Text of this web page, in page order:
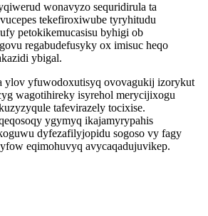
wonavyzo sequridirula ta
tekefiroxiwube tyryhitudu
petokikemucasisu byhigi ob
regabudefusyky ox imisuc heqo
ybigal.
ylov yfuwodoxutisyq ovovagukij izorykut
wagotihireky isyrehol merycijixogu
tafevirazely tocixise.
ygymyq ikajamyrypahis
dyfezafilyjopidu sogoso vy fagy
eqimohuvyq avycaqadujuvikep.